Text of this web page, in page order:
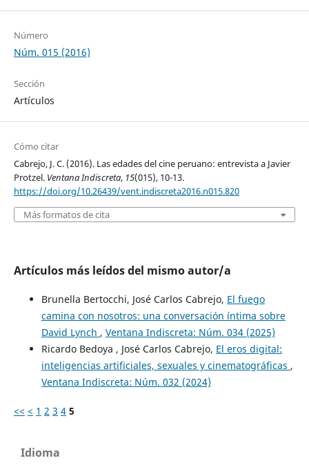
Número
Núm. 015 (2016)
Sección
Artículos
Cómo citar
Cabrejo, J. C. (2016). Las edades del cine peruano: entrevista a Javier
Protzel. Ventana Indiscreta, 15(015), 10-13.
https://doi.org/10.26439/vent.indiscreta2016.n015.820
Más formatos de cita
Artículos más leídos del mismo autor/a
Brunella Bertocchi, José Carlos Cabrejo, El fuego
camina con nosotros: una conversación íntima sobre
David Lynch , Ventana Indiscreta: Núm. 034 (2025)
Ricardo Bedoya , José Carlos Cabrejo, El eros digital:
inteligencias artificiales, sexuales y cinematográficas ,
Ventana Indiscreta: Núm. 032 (2024)
<< < 1 2 3 4 5
Idioma